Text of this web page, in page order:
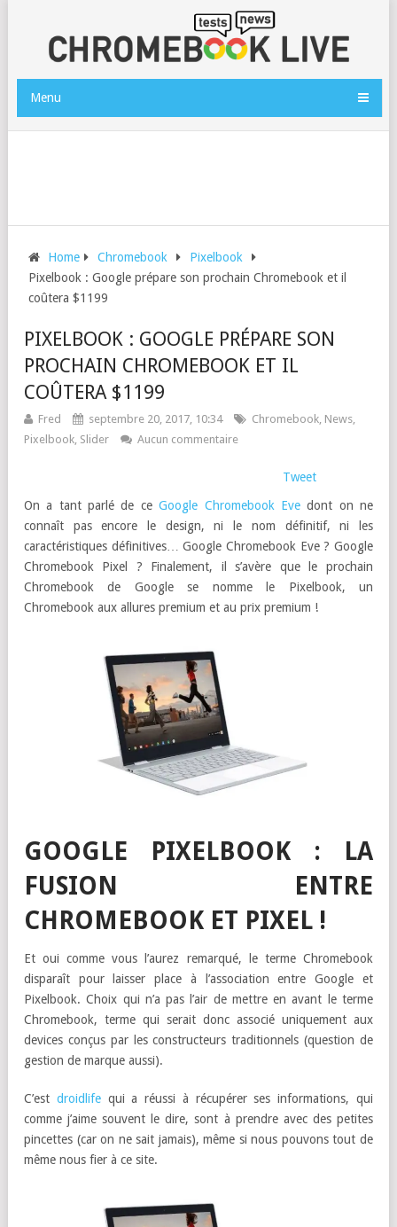
Menu
Home Chromebook
Pixelbook
Pixelbook : Google prépare son prochain Chromebook et il
coûtera $1199
PIXELBOOK : GOOGLE PRÉPARE SON
PROCHAIN CHROMEBOOK ET IL
COÛTERA $1199
Fred septembre 20, 2017, 10:34 Chromebook, News,
Pixelbook, Slider Aucun commentaire
Tweet
On a tant parlé de ceGoogle Chromebook Evedont on ne
connaît pas encore le design, ni le nom définitif, ni les
caractéristiques définitives… Google Chromebook Eve ? Google
Chromebook Pixel ? Finalement, il s’avère que le prochain
Chromebook de Google se nomme le Pixelbook, un
Chromebook aux allures premium et au prix premium !
GOOGLE PIXELBOOK : LA
FUSION ENTRE
CHROMEBOOK ET PIXEL !
Et oui comme vous l’aurez remarqué, le terme Chromebook
disparaît pour laisser place à l’association entre Google et
Pixelbook. Choix qui n’a pas l’air de mettre en avant le terme
Chromebook, terme qui serait donc associé uniquement aux
devices conçus par les constructeurs traditionnels (question de
gestion de marque aussi).
C’est droidlifequi a réussi à récupérer ses informations, qui
comme j’aime souvent le dire, sont à prendre avec des petites
pincettes (car on ne sait jamais), même si nous pouvons tout de
même nous fier à ce site.